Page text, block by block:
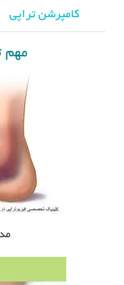
کامپرشن تراپی
مهم